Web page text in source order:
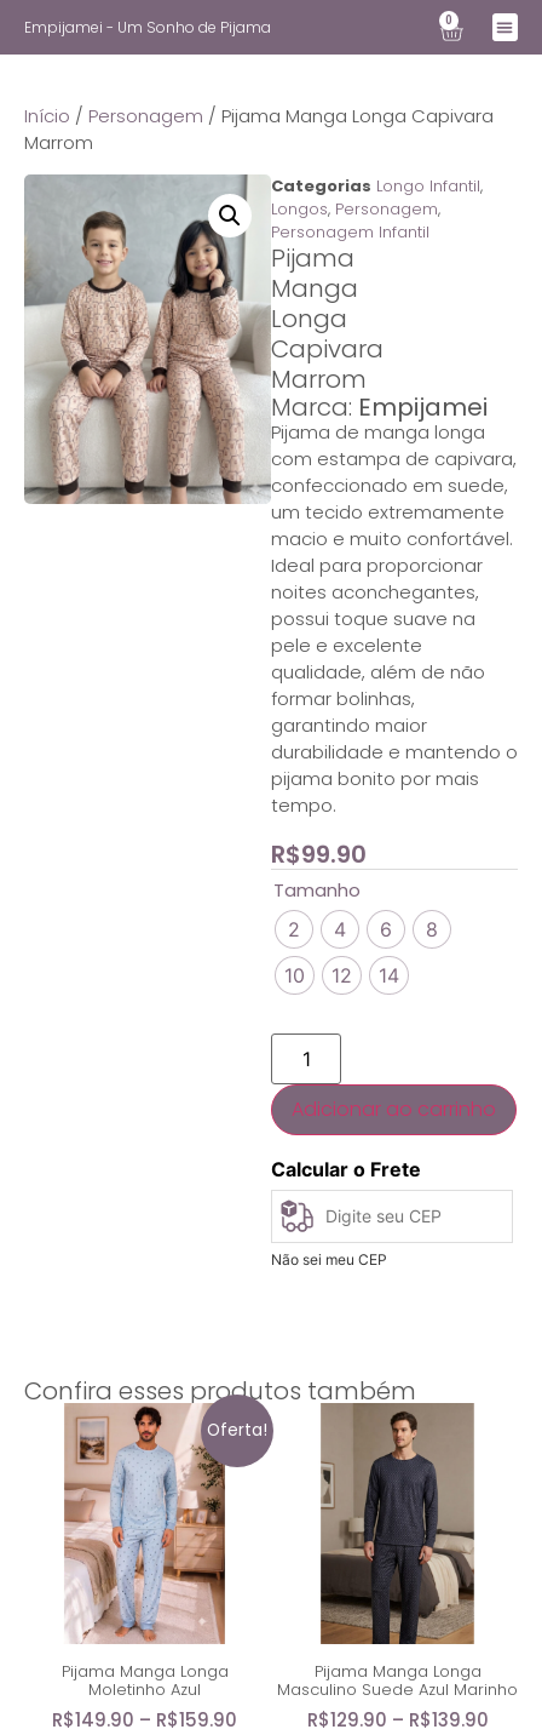
Empijamei - Um Sonho de Pijama 0
Início / Personagem / Pijama Manga Longa Capivara
Marrom
Categorias Longo Infantil,
Longos, Personagem,
Personagem Infantil
Pijama
Manga
Longa
Capivara
Marrom
Marca: Empijamei
Pijama de manga longa
com estampa de capivara,
confeccionado em suede,
um tecido extremamente
macio e muito confortável.
Ideal para proporcionar
noites aconchegantes,
possui toque suave na
pele e excelente
qualidade, além de não
formar bolinhas,
garantindo maior
durabilidade e mantendo o
pijama bonito por mais
tempo.
R$99.90
Tamanho
2 4 6
8
10
12 14
Adicionar ao carrinho
Calcular o Frete
Não sei meu CEP
Confira esses produtos também
Oferta!
Pijama Manga Longa
Moletinho Azul
R$149.90 – R$159.90
Pijama Manga Longa
Masculino Suede Azul Marinho
R$129.90 – R$139.90